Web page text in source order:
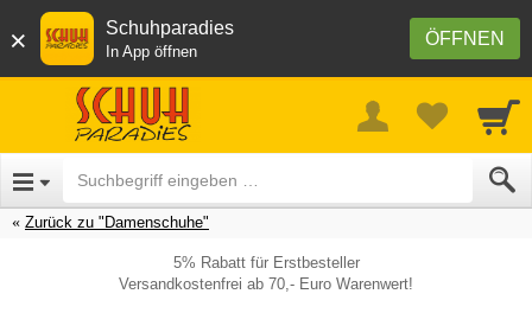
× ÖFFNEN
Schuhparadies
In App öffnen
Zurück zu "Damenschuhe"
5% Rabatt für Erstbesteller
Versandkostenfrei ab 70,- Euro Warenwert!